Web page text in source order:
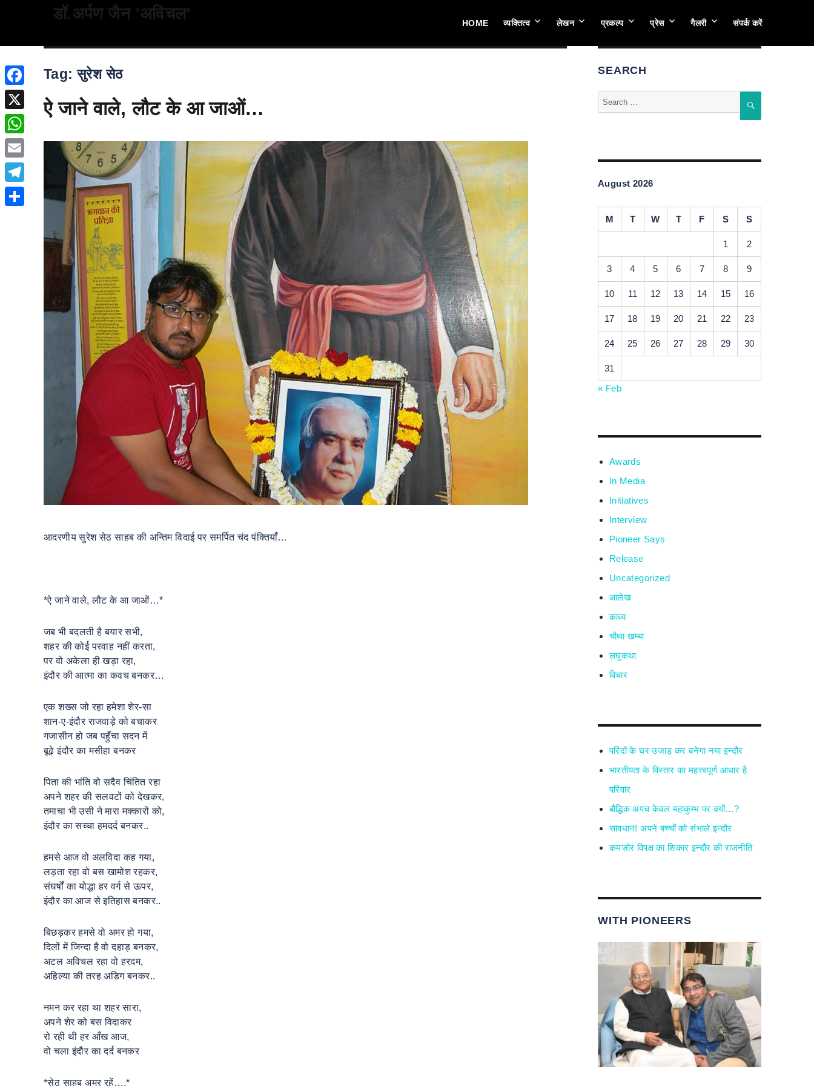
डॉ.अर्पण जैन 'अविचल'
HOME व्यक्तित्व लेखन प्रकल्प प्रेस गैलरी संपर्क करें
Tag:सुरेश सेठ
ऐ जाने वाले, लौट के आ जाओं…
आदरणीय सुरेश सेठ साहब की अन्तिम विदाई पर समर्पित चंद पंक्तियाँ…
*ऐ जाने वाले, लौट के आ जाओं…*
जब भी बदलती है बयार सभी,
शहर की कोई परवाह नहीं करता,
पर वो अकेला ही खड़ा रहा,
इंदौर की आत्मा का कवच बनकर…
एक शख्स जो रहा हमेशा शेर-सा
शान-ए-इंदौर राजवाड़े को बचाकर
गजासीन हो जब पहुँचा सदन में
बूढ़े इंदौर का मसीहा बनकर
पिता की भांति वो सदैव चिंतित रहा
अपने शहर की सलवटों को देखकर,
तमाचा भी उसी ने मारा मक्कारों को,
इंदौर का सच्चा हमदर्द बनकर..
हमसे आज वो अलविदा कह गया,
लड़ता रहा वो बस खामोश रहकर,
संघर्षों का योद्धा हर वर्ग से ऊपर,
इंदौर का आज से इतिहास बनकर..
बिछड़कर हमसे वो अमर हो गया,
दिलों में जिन्दा है वो दहाड़ बनकर,
अटल अविचल रहा वो हरदम,
अहिल्या की तरह अडिग बनकर..
नमन कर रहा था शहर सारा,
अपने शेर को बस विदाकर
रो रही थी हर आँख आज,
वो चला इंदौर का दर्द बनकर
*सेठ साहब अमर रहें….*
SEARCH
Search
for:
August 2026
M T W T F S S
1 2
3 4 5 6 7 8 9
10 11 12 13 14 15 16
17 18 19 20 21 22 23
24 25 26 27 28 29 30
31
« Feb
Awards
In Media
Initiatives
Interview
Pioneer Says
Release
Uncategorized
आलेख
काव्य
चौथा खम्बा
लघुकथा
विचार
परिंदों के घर उजाड़ कर बनेगा नया इन्दौर
भारतीयता के विस्तार का महत्त्वपूर्ण आधार है
परिवार
बौद्धिक अपच केवल महाकुम्भ पर क्यों…?
सावधान! अपने बच्चों को संभाले इन्दौर
कमज़ोर विपक्ष का शिकार इन्दौर की राजनीति
WITH PIONEERS
Facebook
X
WhatsApp
Email
Telegram